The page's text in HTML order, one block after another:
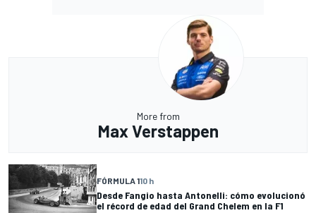
More from
Max Verstappen
FÓRMULA 110 h
Desde Fangio hasta Antonelli: cómo evolucionó
el récord de edad del Grand Chelem en la F1